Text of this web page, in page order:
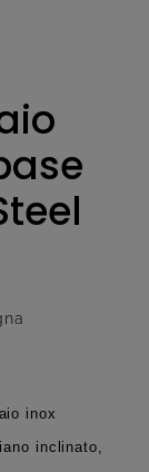
inox
inclinato,